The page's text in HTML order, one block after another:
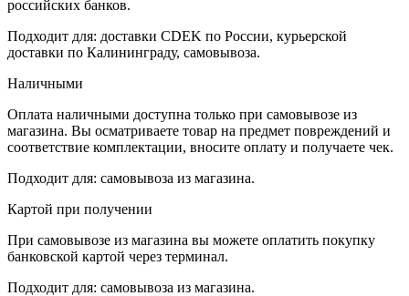
российских банков.
Подходит для: доставки CDEK по России, курьерской
доставки по Калининграду, самовывоза.
Наличными
Оплата наличными доступна только при самовывозе из
магазина. Вы осматриваете товар на предмет повреждений и
соответствие комплектации, вносите оплату и получаете чек.
Подходит для: самовывоза из магазина.
Картой при получении
При самовывозе из магазина вы можете оплатить покупку
банковской картой через терминал.
Подходит для: самовывоза из магазина.